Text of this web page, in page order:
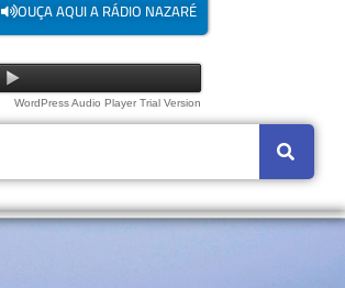
OUÇA AQUI A RÁDIO NAZARÉ
WordPress Audio Player Trial Version